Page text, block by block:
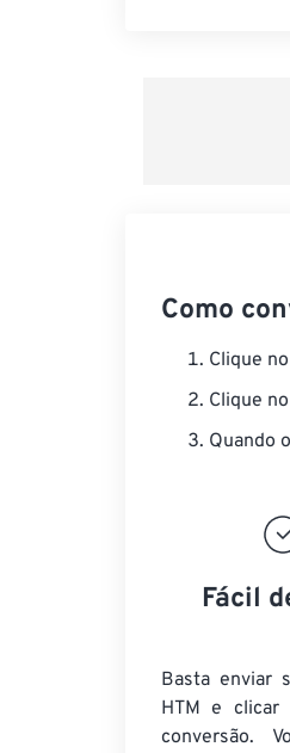
Como
Clique
Clique
Quando
Fácil
Basta enviar
HTM e clicar
conversão.